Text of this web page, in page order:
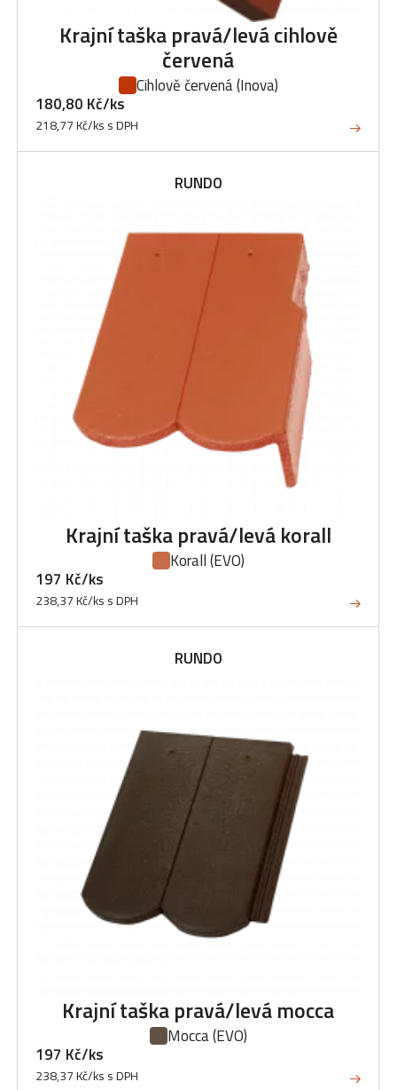
Krajní taška pravá/levá cihlově
červená
Cihlově červená(Inova)
180,80 Kč/ks
218,77 Kč/ks s DPH
RUNDO
Krajní taška pravá/levá korall
Korall(EVO)
197 Kč/ks
238,37 Kč/ks s DPH
RUNDO
Krajní taška pravá/levá mocca
Mocca(EVO)
197 Kč/ks
238,37 Kč/ks s DPH